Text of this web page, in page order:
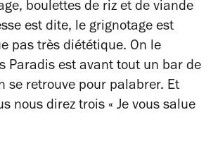
boulettes de riz et de viande
est dite, le grignotage est
pas très diététique. On le
Paradis est avant tout un bar de
se retrouve pour palabrer. Et
nous direz trois « Je vous salue